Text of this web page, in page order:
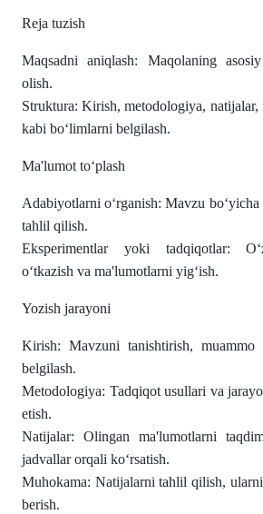
Reja tuzish
Maqsadni aniqlash: Maqolaning
olish.
Struktura: Kirish, metodologiya, natijalar,
kabi boʻlimlarni belgilash.
Ma'lumot toʻplash
Adabiyotlarni oʻrganish: Mavzu
tahlil qilish.
Eksperimentlar yoki tadqiqotlar:
oʻtkazish va ma'lumotlarni yigʻish.
Yozish jarayoni
Kirish: Mavzuni tanishtirish, muammo
belgilash.
Metodologiya: Tadqiqot usullari va
etish.
Natijalar: Olingan ma'lumotlarni
jadvallar orqali koʻrsatish.
Muhokama: Natijalarni tahlil qilish,
berish.